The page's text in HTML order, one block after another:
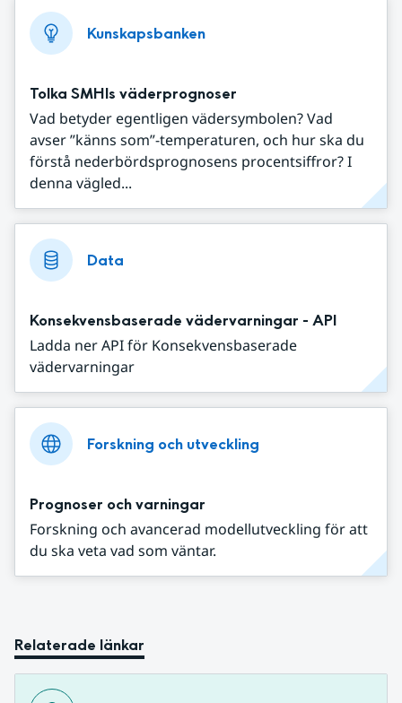
Kunskapsbanken
Tolka SMHIs väderprognoser
Vad betyder egentligen vädersymbolen? Vad
avser ”känns som”-temperaturen, och hur ska du
förstå nederbördsprognosens procentsiffror? I
denna vägled...
Data
Konsekvensbaserade vädervarningar - API
Ladda ner API för Konsekvensbaserade
vädervarningar
Forskning och utveckling
Prognoser och varningar
Forskning och avancerad modellutveckling för att
du ska veta vad som väntar.
Relaterade länkar